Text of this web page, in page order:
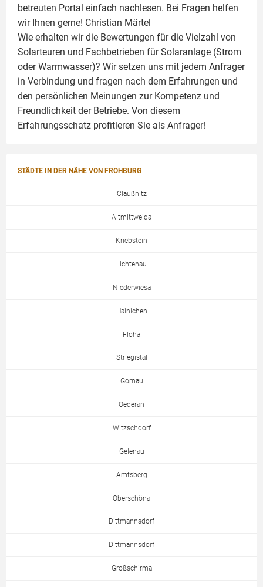
betreuten Portal einfach nachlesen. Bei Fragen helfen
wir Ihnen gerne! Christian Märtel
Wie erhalten wir die Bewertungen für die Vielzahl von
Solarteuren und Fachbetrieben für Solaranlage (Strom
oder Warmwasser)? Wir setzen uns mit jedem Anfrager
in Verbindung und fragen nach dem Erfahrungen und
den persönlichen Meinungen zur Kompetenz und
Freundlichkeit der Betriebe. Von diesem
Erfahrungsschatz profitieren Sie als Anfrager!
STÄDTE IN DER NÄHE VON FROHBURG
Claußnitz
Altmittweida
Kriebstein
Lichtenau
Niederwiesa
Hainichen
Flöha
Striegistal
Gornau
Oederan
Witzschdorf
Gelenau
Amtsberg
Oberschöna
Dittmannsdorf
Dittmannsdorf
Großschirma